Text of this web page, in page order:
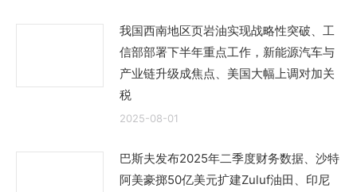
我国西南地区页岩油实现战略性突破、工
信部部署下半年重点工作，新能源汽车与
产业链升级成焦点、美国大幅上调对加关
税
2025-08-01
巴斯夫发布2025年二季度财务数据、沙特
阿美豪掷50亿美元扩建Zuluf油田、印尼